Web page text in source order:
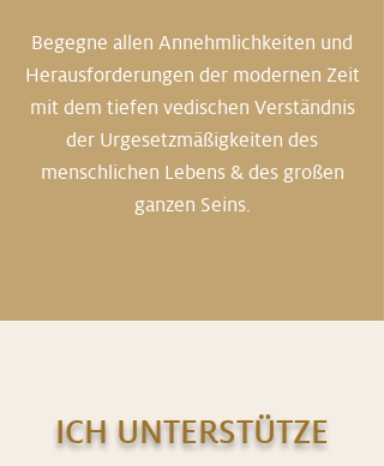
Begegne allen Annehmlichkeiten und
Herausforderungen der modernen Zeit
mit dem tiefen vedischen Verständnis
der Urgesetzmäßigkeiten des
menschlichen Lebens & des großen
ganzen Seins.​
ICH UNTERSTÜTZE